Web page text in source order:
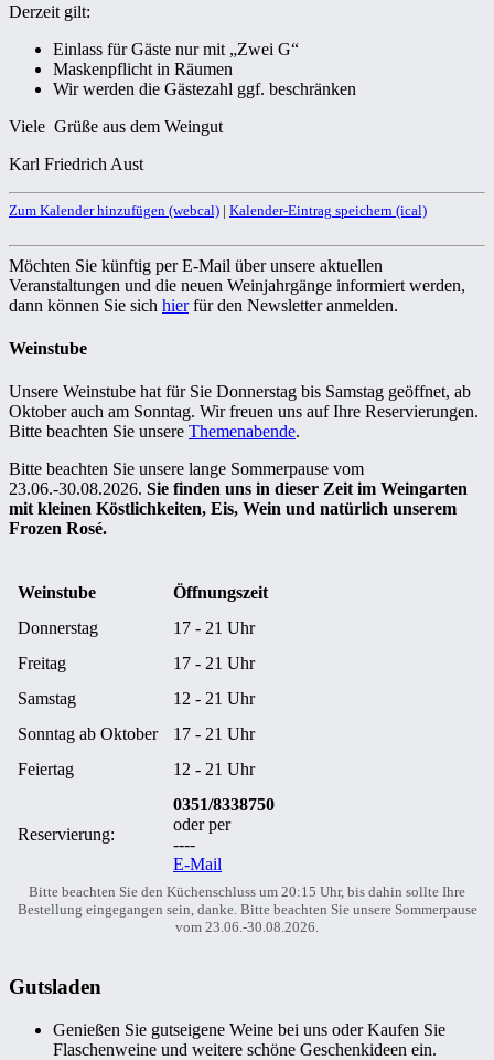
Derzeit gilt:
Einlass für Gäste nur mit „Zwei G“
Maskenpflicht in Räumen
Wir werden die Gästezahl ggf. beschränken
Viele Grüße aus dem Weingut
Karl Friedrich Aust
Zum Kalender hinzufügen (webcal) | Kalender-Eintrag speichern (ical)
Möchten Sie künftig per E-Mail über unsere aktuellen
Veranstaltungen und die neuen Weinjahrgänge informiert werden,
dann können Sie sich hierfür den Newsletter anmelden.
Weinstube
Unsere Weinstube hat für Sie Donnerstag bis Samstag geöffnet, ab
Oktober auch am Sonntag. Wir freuen uns auf Ihre Reservierungen.
Bitte beachten Sie unsere Themenabende.
Bitte beachten Sie unsere lange Sommerpause vom
23.06.-30.08.2026. Sie finden uns in dieser Zeit im Weingarten
mit kleinen Köstlichkeiten, Eis, Wein und natürlich unserem
Frozen Rosé.
Weinstube
Öffnungszeit
Donnerstag
17 - 21 Uhr
Freitag
17 - 21 Uhr
Samstag
12 - 21 Uhr
Sonntag ab Oktober
17 - 21 Uhr
Feiertag
12 - 21 Uhr
Reservierung:
0351/8338750
oder per
----
E-Mail
Bitte beachten Sie den Küchenschluss um 20:15 Uhr, bis dahin sollte Ihre
Bestellung eingegangen sein, danke. Bitte beachten Sie unsere Sommerpause
vom 23.06.-30.08.2026.
Gutsladen
Genießen Sie gutseigene Weine bei uns oder Kaufen Sie
Flaschenweine und weitere schöne Geschenkideen ein.